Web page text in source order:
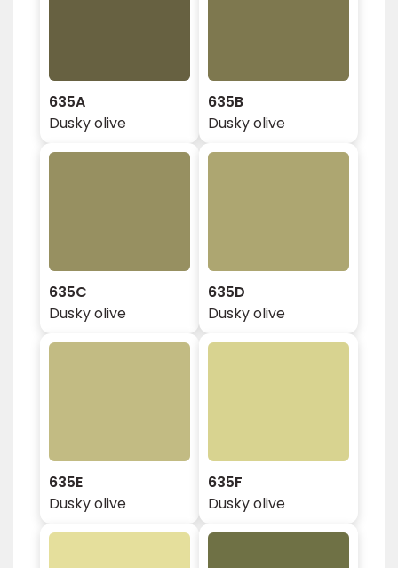
635A
Dusky olive
635B
Dusky olive
635C
Dusky olive
635D
Dusky olive
635E
Dusky olive
635F
Dusky olive